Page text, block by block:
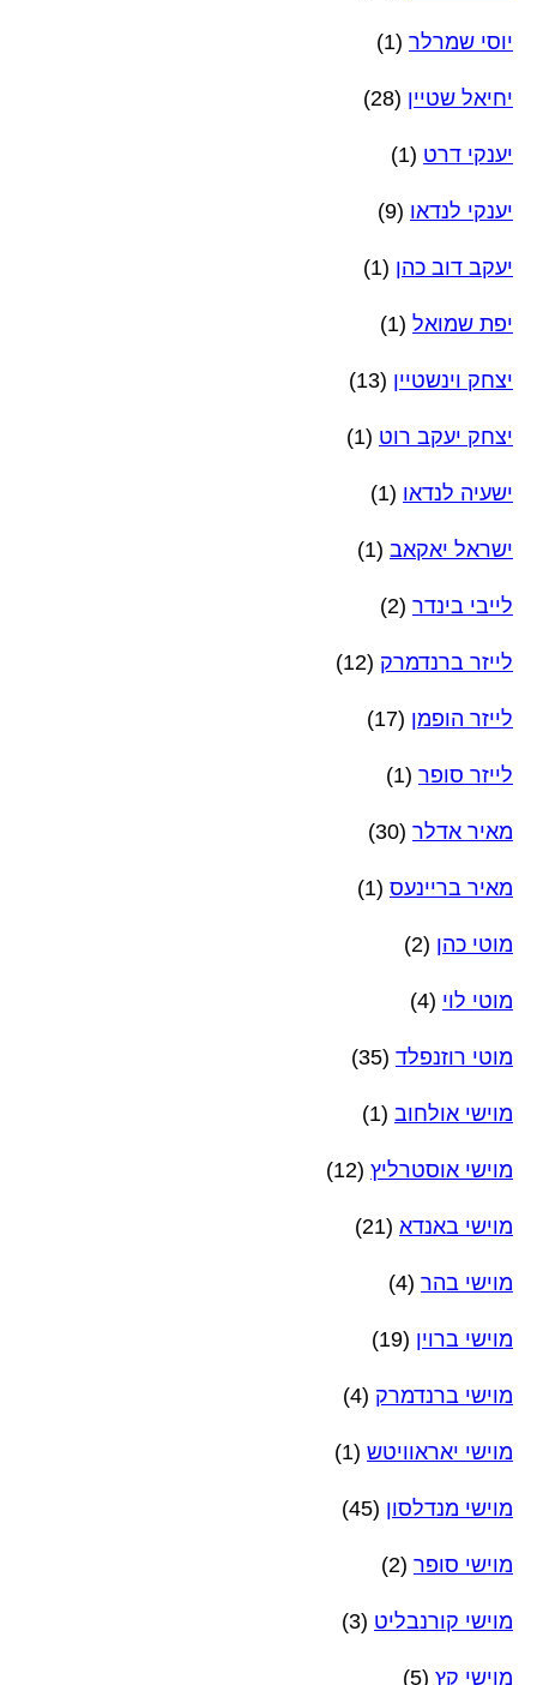
יוסי שמרלר (1)
יחיאל שטיין (28)
יענקי דרט (1)
יענקי לנדאו (9)
יעקב דוב כהן (1)
יפת שמואל (1)
יצחק וינשטיין (13)
יצחק יעקב רוט (1)
ישעיה לנדאו (1)
ישראל יאקאב (1)
לייבי בינדר (2)
לייזר ברנדמרק (12)
לייזר הופמן (17)
לייזר סופר (1)
מאיר אדלר (30)
מאיר בריינעס (1)
מוטי כהן (2)
מוטי לוי (4)
מוטי רוזנפלד (35)
מוישי אולחוב (1)
מוישי אוסטרליץ (12)
מוישי באנדא (21)
מוישי בהר (4)
מוישי ברוין (19)
מוישי ברנדמרק (4)
מוישי יאראוויטש (1)
מוישי מנדלסון (45)
מוישי סופר (2)
מוישי קורנבליט (3)
מוישי קץ (5)